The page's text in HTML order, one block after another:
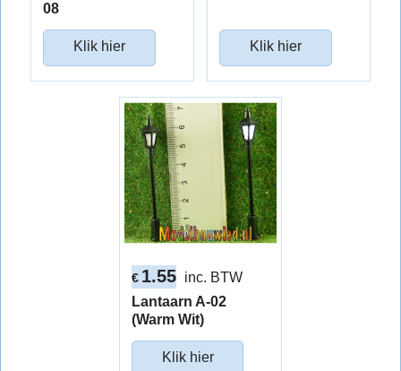
08
Klik hier Klik hier
€ 1.55
inc. BTW
Lantaarn A-02
(Warm Wit)
Klik hier